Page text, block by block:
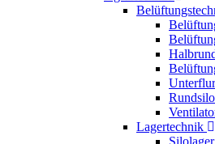
Lagertechnik
Silolager